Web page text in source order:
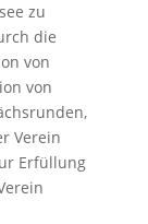
zu
die
von
von
Verein
Erfüllung